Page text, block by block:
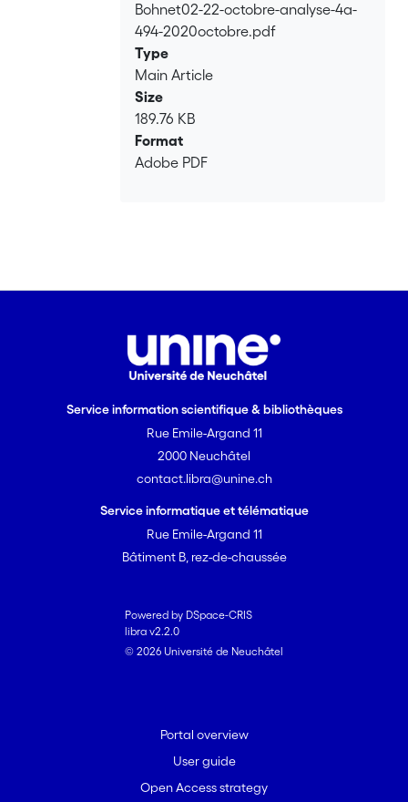
Loading...
Bohnet02-22-octobre-analyse-4a-
494-2020octobre.pdf
Type
Main Article
Size
189.76 KB
Format
Adobe PDF
Service information scientifique & bibliothèques
Rue Emile-Argand 11
2000 Neuchâtel
contact.libra@unine.ch
Service informatique et télématique
Rue Emile-Argand 11
Bâtiment B, rez-de-chaussée
Powered by DSpace-CRIS
libra v2.2.0
© 2026 Université de Neuchâtel
Portal overview
User guide
Open Access strategy